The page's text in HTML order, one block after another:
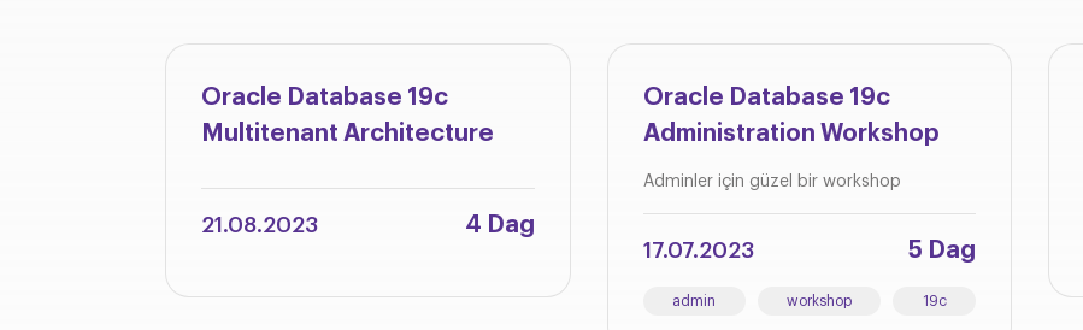
Oracle Database 19c
Multitenant Architecture
21.08.2023 4 Dag
Oracle Database 19c
Administration Workshop
Adminler için güzel bir workshop
17.07.2023 5 Dag
admin workshop 19c